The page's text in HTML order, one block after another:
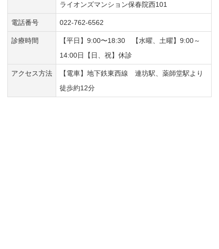
ライオンズマンション保春院西101
電話番号 022-762-6562
診療時間
【平日】9:00〜18:30 【水曜、土曜】9:00～
14:00日【日、祝】休診
アクセス方法
【電車】地下鉄東西線 連坊駅、薬師堂駅より
徒歩約12分